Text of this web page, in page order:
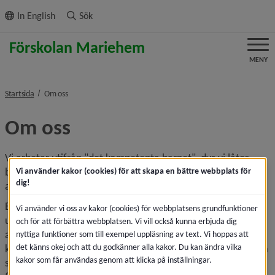
innehållet
In English Sök
MENY
Startsida Om ossnivå i brödsmulenavigeringen
Om oss
Vi arbetar utifrån "det kompetenta barnet", dvs vi låter
barnet utmana sig själv utifrån sin egen nyfikenhet och lust
att lära, tillsammans med oss pedagoger.
Barnen lär sig mycket under sin vistelsetid på förskolan t ex
under leken, vid måltider, vid på- och avklädning och andra
aktiviteter. I leken får barnen möjlighet att träna på
kamratskap, empati, samspel och demokrati. Vi vill på olika
sätt ge barnen möjlighet till inflytande under sin vardag på
Vi använder kakor (cookies) för att skapa en bättre webbplats för
dig!
Vi använder vi oss av kakor (cookies) för webbplatsens grundfunktioner
och för att förbättra webbplatsen. Vi vill också kunna erbjuda dig
nyttiga funktioner som till exempel uppläsning av text. Vi hoppas att
det känns okej och att du godkänner alla kakor. Du kan ändra vilka
kakor som får användas genom att klicka på inställningar.